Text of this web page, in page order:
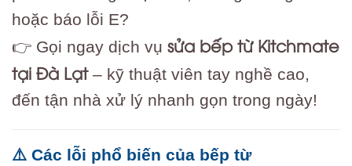
hoặc báo lỗi E?
👉 Gọi ngay dịch vụ sửa bếp từ Kitchmate
tại Đà Lạt– kỹ thuật viên tay nghề cao,
đến tận nhà xử lý nhanh gọn trong ngày!
⚠️ Các lỗi phổ biến của bếp từ